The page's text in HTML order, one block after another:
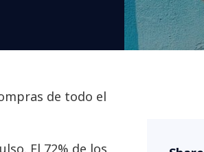
de todo el
El 72% de los